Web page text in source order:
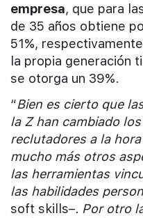
empresa, que para
de 35 años obtiene
51%,
la propia generación
se otorga un 39%.
“Bien es cierto que
la Z han cambiado
reclutadores a la
mucho más otros
las herramientas
las habilidades
soft skills–. Por otro